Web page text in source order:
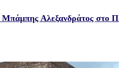
Αλεξανδράτος στο